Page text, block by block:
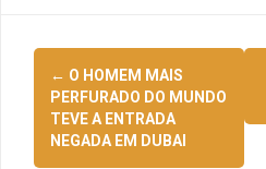
Navegação
de
posts
← O HOMEM MAIS
PERFURADO DO MUNDO
TEVE A ENTRADA
NEGADA EM DUBAI